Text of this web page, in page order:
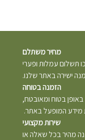
מחיר משתלם
תשלום עמלות ופערי
ישירה באתר שלנו.
הזמנה בטוחה
בטוח ומאובטח,
שירות מקצועי
מהיר בכל שאלה או